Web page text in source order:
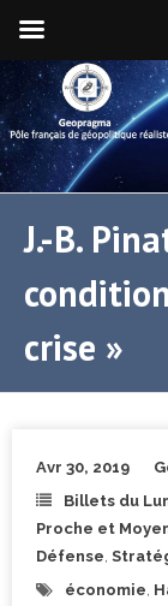
J.-B.
crise »
Avr 30, 2019
Billets du
Proche et
Défense
économie